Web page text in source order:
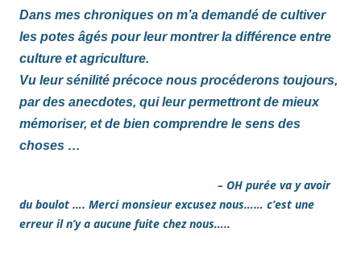
Dans mes chroniques on m’a demandé de cultiver
les potes âgés pour leur montrer la différence entre
culture et agriculture.
Vu leur sénilité précoce nous procéderons toujours,
par des anecdotes, qui leur permettront de mieux
mémoriser, et de bien comprendre le sens des
choses …
– OH purée va y avoir
du boulot …. Merci monsieur excusez nous…… c’est une
erreur il n’y a aucune fuite chez nous…..